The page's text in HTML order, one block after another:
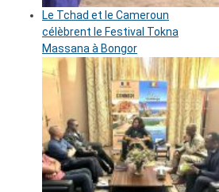
Le Tchad et le Cameroun
célèbrent le Festival Tokna
Massana à Bongor